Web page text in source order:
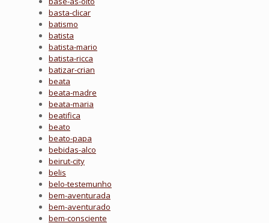
basta-clicar
batismo
batista
batista-mario
batista-ricca
batizar-crian
beata
beata-madre
beata-maria
beatifica
beato
beato-papa
bebidas-alco
beirut-city
belis
belo-testemunho
bem-aventurada
bem-aventurado
bem-consciente